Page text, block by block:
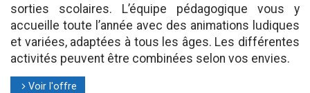
sorties scolaires. L’équipe pédagogique vous y
accueille toute l’année avec des animations ludiques
et variées, adaptées à tous les âges. Les différentes
activités peuvent être combinées selon vos envies.
l Voir l'offre